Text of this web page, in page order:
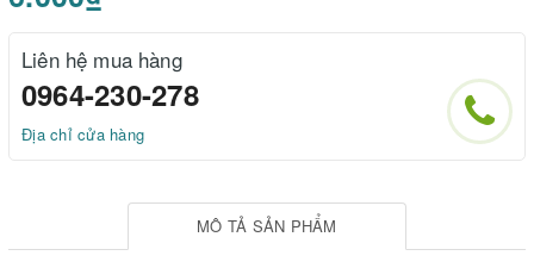
Liên hệ mua hàng
0964-230-278
Địa chỉ cửa hàng
MÔ TẢ SẢN PHẨM